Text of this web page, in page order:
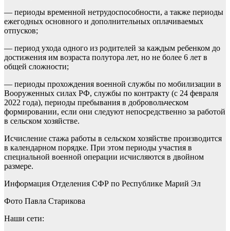
— периоды временной нетрудоспособности, а также периоды
ежегодных основного и дополнительных оплачиваемых
отпусков;
— период ухода одного из родителей за каждым ребенком до
достижения им возраста полутора лет, но не более 6 лет в
общей сложности;
— периоды прохождения военной службы по мобилизации в
Вооруженных силах РФ, службы по контракту (с 24 февраля
2022 года), периоды пребывания в добровольческом
формировании, если они следуют непосредственно за работой
в сельском хозяйстве.
Исчисление стажа работы в сельском хозяйстве производится
в календарном порядке. При этом периоды участия в
специальной военной операции исчисляются в двойном
размере.
Информация Отделения СФР по Республике Марий Эл
Фото Павла Старикова
Наши сети: